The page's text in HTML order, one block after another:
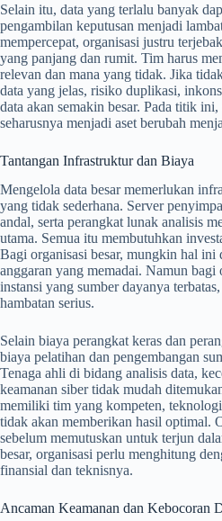
Selain itu, data yang terlalu banyak
pengambilan keputusan menjadi
mempercepat, organisasi justru
yang panjang dan rumit. Tim harus
relevan dan mana yang tidak. Jika
data yang jelas, risiko duplikasi,
data akan semakin besar. Pada titik ini,
seharusnya menjadi aset berubah
Tantangan Infrastruktur dan Biaya
Mengelola data besar memerlukan
yang tidak sederhana. Server
andal, serta perangkat lunak analisis
utama. Semua itu membutuhkan
Bagi organisasi besar, mungkin hal ini
anggaran yang memadai. Namun bagi
instansi yang sumber dayanya
hambatan serius.
Selain biaya perangkat keras dan
biaya pelatihan dan pengembangan
Tenaga ahli di bidang analisis data,
keamanan siber tidak mudah
memiliki tim yang kompeten,
tidak akan memberikan hasil optimal.
sebelum memutuskan untuk terjun
besar, organisasi perlu menghitung
finansial dan teknisnya.
Ancaman Keamanan dan Kebocoran